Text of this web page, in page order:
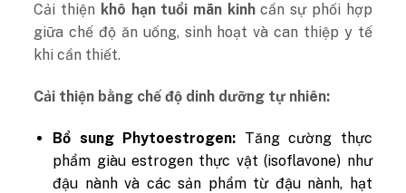
Cải thiện khô hạn tuổi mãn kinhcần sự phối hợp
giữa chế độ ăn uống, sinh hoạt và can thiệp y tế
khi cần thiết.
Cải thiện bằng chế độ dinh dưỡng tự nhiên:
Bổ sung Phytoestrogen: Tăng cường thực
phẩm giàu estrogen thực vật (isoflavone) như
đậu nành và các sản phẩm từ đậu nành, hạt